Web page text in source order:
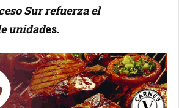
Sur refuerza el
unidades.